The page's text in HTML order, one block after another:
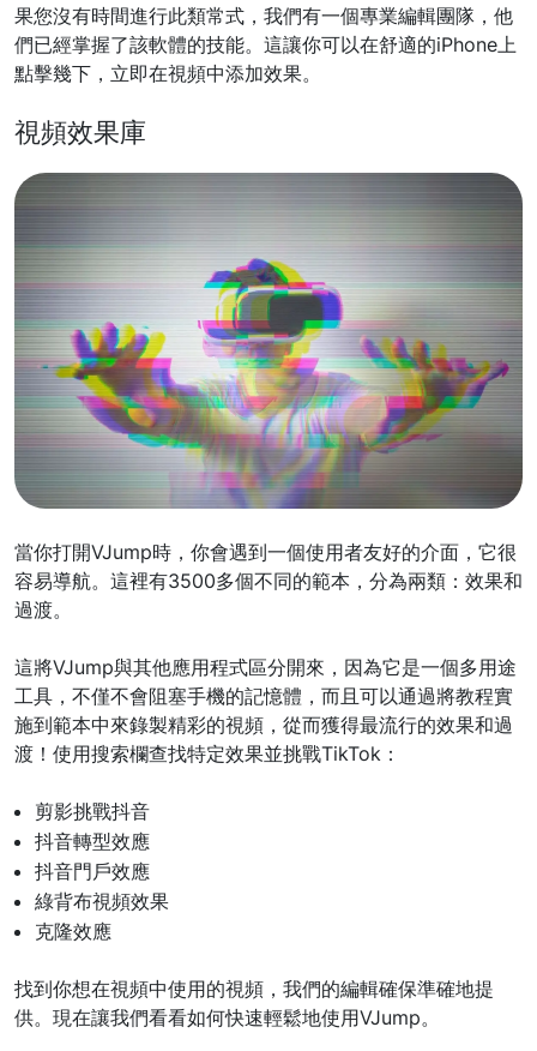
果您沒有時間進行此類常式，我們有一個專業編輯團隊，他
們已經掌握了該軟體的技能。這讓你可以在舒適的iPhone上
點擊幾下，立即在視頻中添加效果。
視頻效果庫
當你打開VJump時，你會遇到一個使用者友好的介面，它很
容易導航。這裡有3500多個不同的範本，分為兩類：效果和
過渡。
這將VJump與其他應用程式區分開來，因為它是一個多用途
工具，不僅不會阻塞手機的記憶體，而且可以通過將教程實
施到範本中來錄製精彩的視頻，從而獲得最流行的效果和過
渡！使用搜索欄查找特定效果並挑戰TikTok：
剪影挑戰抖音
抖音轉型效應
抖音門戶效應
綠背布視頻效果
克隆效應
找到你想在視頻中使用的視頻，我們的編輯確保準確地提
供。現在讓我們看看如何快速輕鬆地使用VJump。